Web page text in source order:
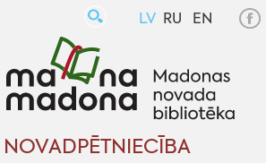
LV RU EN
NOVADPĒTNIECĪBA